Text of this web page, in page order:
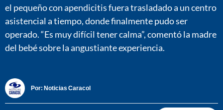
el pequeño con apendicitis fuera trasladado a un centro
asistencial a tiempo, donde finalmente pudo ser
operado. “Es muy difícil tener calma”, comentó la madre
del bebé sobre la angustiante experiencia.
Por: Noticias Caracol